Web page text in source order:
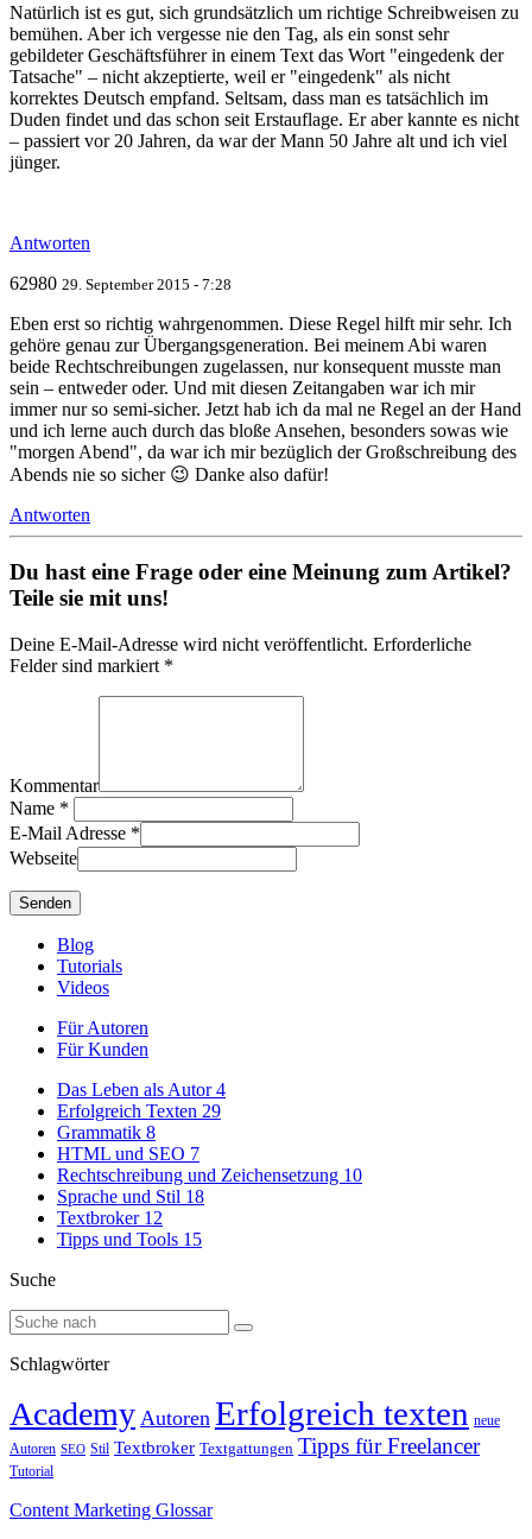
Natürlich ist es gut, sich grundsätzlich um richtige Schreibweisen zu
bemühen. Aber ich vergesse nie den Tag, als ein sonst sehr
gebildeter Geschäftsführer in einem Text das Wort "eingedenk der
Tatsache" – nicht akzeptierte, weil er "eingedenk" als nicht
korrektes Deutsch empfand. Seltsam, dass man es tatsächlich im
Duden findet und das schon seit Erstauflage. Er aber kannte es nicht
– passiert vor 20 Jahren, da war der Mann 50 Jahre alt und ich viel
jünger.
Antworten
62980 29. September 2015 - 7:28
Eben erst so richtig wahrgenommen. Diese Regel hilft mir sehr. Ich
gehöre genau zur Übergangsgeneration. Bei meinem Abi waren
beide Rechtschreibungen zugelassen, nur konsequent musste man
sein – entweder oder. Und mit diesen Zeitangaben war ich mir
immer nur so semi-sicher. Jetzt hab ich da mal ne Regel an der Hand
und ich lerne auch durch das bloße Ansehen, besonders sowas wie
"morgen Abend", da war ich mir bezüglich der Großschreibung des
Abends nie so sicher 😉 Danke also dafür!
Antworten
Du hast eine Frage oder eine Meinung zum Artikel?
Teile sie mit uns!
Deine E-Mail-Adresse wird nicht veröffentlicht. Erforderliche
Felder sind markiert *
Kommentar
Name *
E-Mail Adresse *
Webseite
Blog
Tutorials
Videos
Für Autoren
Für Kunden
Das Leben als Autor4
Erfolgreich Texten 29
Grammatik 8
HTML und SEO 7
Rechtschreibung und Zeichensetzung 10
Sprache und Stil 18
Textbroker 12
Tipps und Tools 15
Suche
Schlagwörter
Academy Autoren Erfolgreich texten neue
Autoren SEO Stil Textbroker Textgattungen Tipps für Freelancer
Tutorial
Content Marketing Glossar